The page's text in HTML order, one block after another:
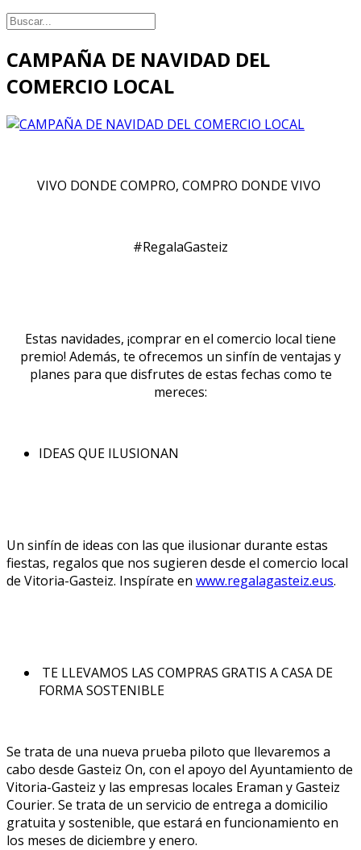
CAMPAÑA DE NAVIDAD DEL
COMERCIO LOCAL
VIVO DONDE COMPRO, COMPRO DONDE VIVO
#RegalaGasteiz
Estas navidades, ¡comprar en el comercio local tiene
premio! Además, te ofrecemos un sinfín de ventajas y
planes para que disfrutes de estas fechas como te
mereces:
IDEAS QUE ILUSIONAN
Un sinfín de ideas con las que ilusionar durante estas
fiestas, regalos que nos sugieren desde el comercio local
de Vitoria-Gasteiz. Inspírate en www.regalagasteiz.eus.
TE LLEVAMOS LAS COMPRAS GRATIS A CASA DE
FORMA SOSTENIBLE
Se trata de una nueva prueba piloto que llevaremos a
cabo desde Gasteiz On, con el apoyo del Ayuntamiento de
Vitoria-Gasteiz y las empresas locales Eraman y Gasteiz
Courier. Se trata de un servicio de entrega a domicilio
gratuita y sostenible, que estará en funcionamiento en
los meses de diciembre y enero.